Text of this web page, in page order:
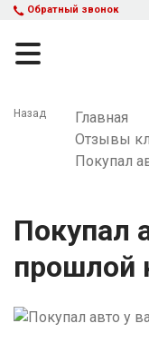
Обратный звонок
Кредит и рассрочка
Акции
Подбор авто
Авто с пробегом
Назад
Главная
Отзывы
Покупал
Покупал
прошлой